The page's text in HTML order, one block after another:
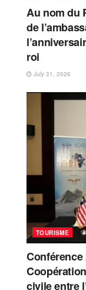
Au nom du
de
roi
July 31, 2026
TOURISME
Conférence
civile entre